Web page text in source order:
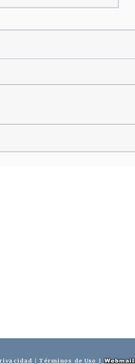
| Términos de Uso |Webmail